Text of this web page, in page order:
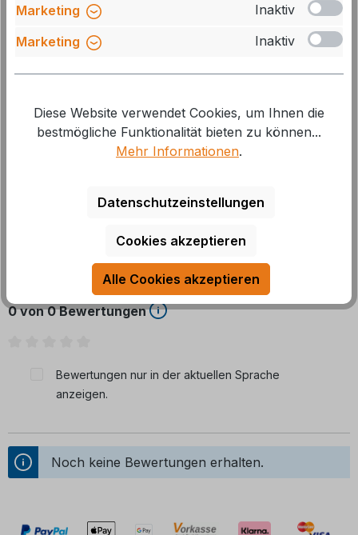
Beschreibung
Endanschlagvorrichtung für Markisen Durchmesser
43 mm passend für Fiamma: ZIP F45-Zi L (400-450),
ZIP F45-Ti (250-350), ZIMehr
Bewertungen
0 von 0 Bewertungen
Bewertungen nur in der aktuellen Sprache
anzeigen.
Noch keine Bewertungen erhalten.
Marketing
Inaktiv
Marketing
Inaktiv
Diese Website verwendet Cookies, um Ihnen die
bestmögliche Funktionalität bieten zu können...
Mehr Informationen.
Datenschutzeinstellungen
Cookies akzeptieren
Alle Cookies akzeptieren